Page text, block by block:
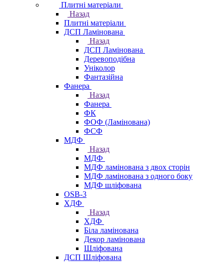
Плитні матеріали
Назад
Плитні матеріали
ДСП Ламінована
Назад
ДСП Ламінована
Деревоподібна
Уніколор
Фантазійна
Фанера
Назад
Фанера
ФК
ФОФ (Ламінована)
ФСФ
МДФ
Назад
МДФ
МДФ ламінована з двох сторін
МДФ ламінована з одного боку
МДФ шліфована
OSB-3
ХДФ
Назад
ХДФ
Біла ламінована
Декор ламінована
Шліфована
ДСП Шліфована